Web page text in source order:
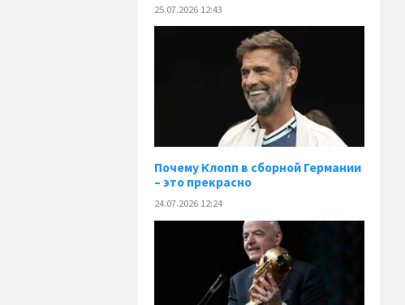
25.07.2026 12:43
Почему Клопп в сборной Германии
– это прекрасно
24.07.2026 12:24